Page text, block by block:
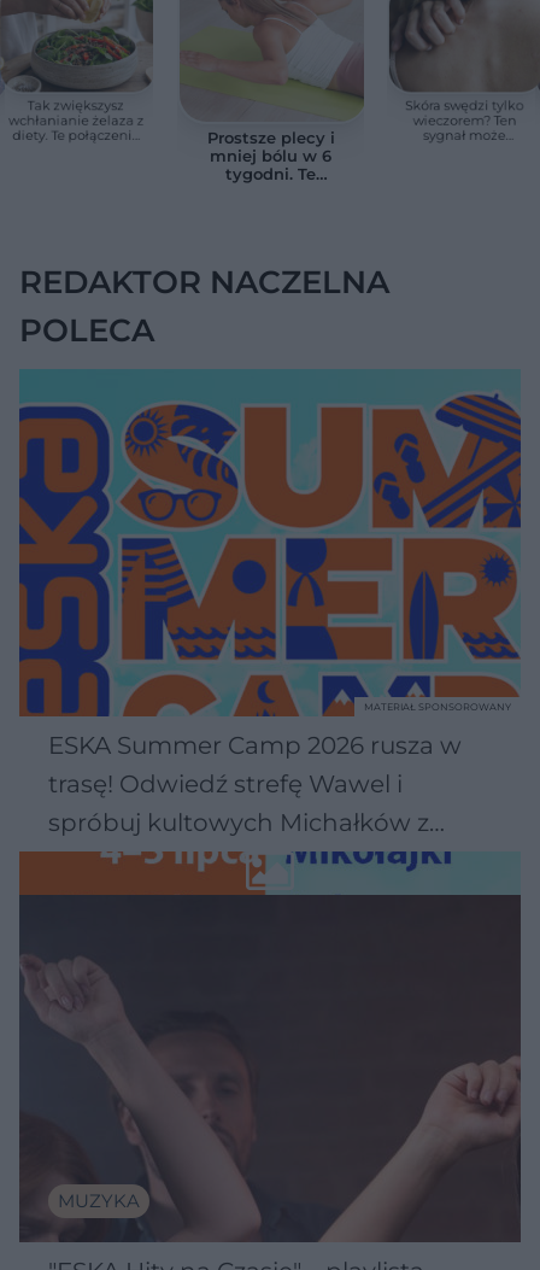
Tak zwiększysz
wchłanianie żelaza z
diety. Te połączenia
Prostsze plecy i
mniej bólu w 6
tygodni. Te
Skóra swędzi tylko
wieczorem? Ten
sygnał może
REDAKTOR NACZELNA
POLECA
ESKA Summer Camp 2026 rusza w
trasę! Odwiedź strefę Wawel i
spróbuj kultowych Michałków z
Wawelu
MATERIAŁ SPONSOROWANY
MUZYKA